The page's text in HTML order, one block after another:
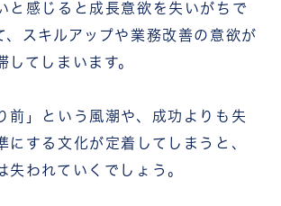
と感じると成長意欲を失いがちで
、スキルアップや業務改善の意欲が
してしまいます。
前」という風潮や、成功よりも失
にする文化が定着してしまうと、
失われていくでしょう。